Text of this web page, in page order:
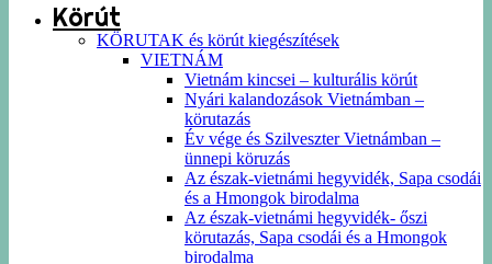
Körút
KÖRUTAK és körút kiegészítések
VIETNÁM
Vietnám kincsei – kulturális körút
Nyári kalandozások Vietnámban –
körutazás
Év vége és Szilveszter Vietnámban –
ünnepi köruzás
Az észak-vietnámi hegyvidék, Sapa csodái
és a Hmongok birodalma
Az észak-vietnámi hegyvidék- őszi
körutazás, Sapa csodái és a Hmongok
birodalma